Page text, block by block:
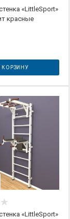
«LittleSport»
красные
КОРЗИНУ
«LittleSport»